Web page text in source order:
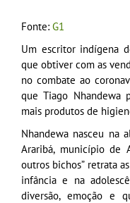
Fonte: G1
Um escritor indígena
que obtiver com as
no combate ao
que Tiago Nhandewa
mais produtos de
Nhandewa nasceu na
Araribá, município de
outros bichos” retrata
infância e na
diversão, emoção e